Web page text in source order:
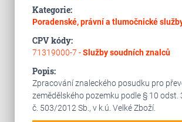
Kategorie:
Poradenské, právní a tlumočnické
CPV kódy:
71319000-7 -Služby soudních znalců
Popis:
Zpracování znaleckého posudku pro
zemědělského pozemku podle § 10 odst.
č. 503/2012 Sb., v k.ú. Velké Zboží.